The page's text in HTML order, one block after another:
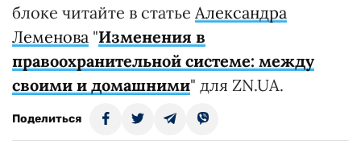
блоке читайте в статье Александра
Леменова "Изменения в
правоохранительной системе: между
своими и домашними" для ZN.UA.
Поделиться